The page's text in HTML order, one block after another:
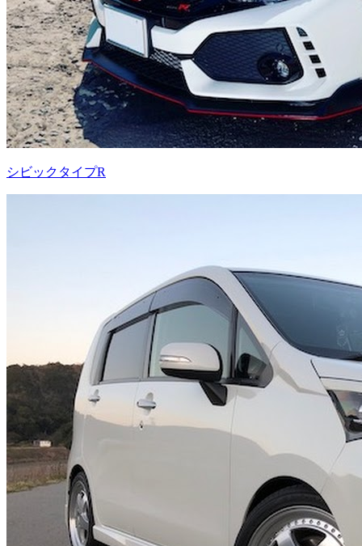
シビックタイプR